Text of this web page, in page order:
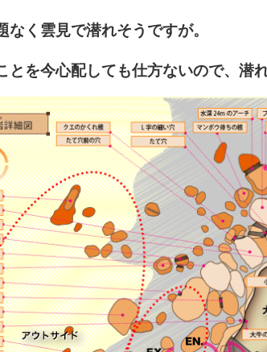
なく雲見で潜れそうですが。
とを今心配しても仕方ないので、潜